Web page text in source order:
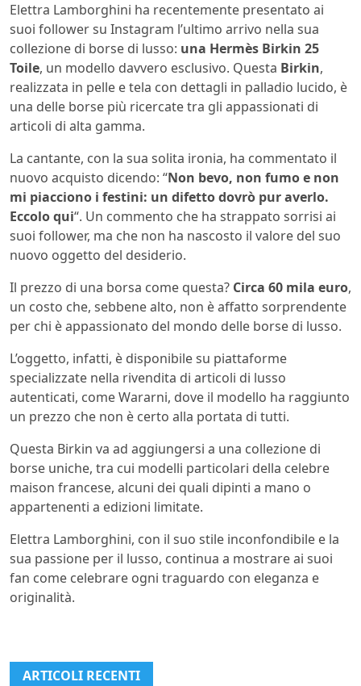
Elettra Lamborghini ha recentemente presentato ai
suoi follower su Instagram l’ultimo arrivo nella sua
collezione di borse di lusso: una Hermès Birkin 25
Toile, un modello davvero esclusivo. Questa Birkin,
realizzata in pelle e tela con dettagli in palladio lucido, è
una delle borse più ricercate tra gli appassionati di
articoli di alta gamma.
La cantante, con la sua solita ironia, ha commentato il
nuovo acquisto dicendo: “Non bevo, non fumo e non
mi piacciono i festini: un difetto dovrò pur averlo.
Eccolo qui“. Un commento che ha strappato sorrisi ai
suoi follower, ma che non ha nascosto il valore del suo
nuovo oggetto del desiderio.
Il prezzo di una borsa come questa? Circa 60 mila euro,
un costo che, sebbene alto, non è affatto sorprendente
per chi è appassionato del mondo delle borse di lusso.
L’oggetto, infatti, è disponibile su piattaforme
specializzate nella rivendita di articoli di lusso
autenticati, come Wararni, dove il modello ha raggiunto
un prezzo che non è certo alla portata di tutti.
Questa Birkin va ad aggiungersi a una collezione di
borse uniche, tra cui modelli particolari della celebre
maison francese, alcuni dei quali dipinti a mano o
appartenenti a edizioni limitate.
Elettra Lamborghini, con il suo stile inconfondibile e la
sua passione per il lusso, continua a mostrare ai suoi
fan come celebrare ogni traguardo con eleganza e
originalità.
ARTICOLI RECENTI